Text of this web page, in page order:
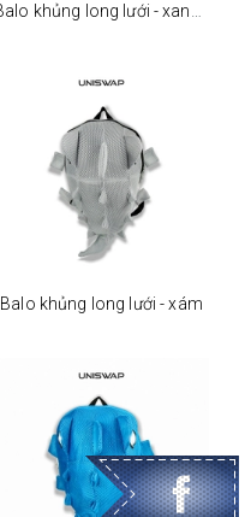
Balo khủng long lưới - xám